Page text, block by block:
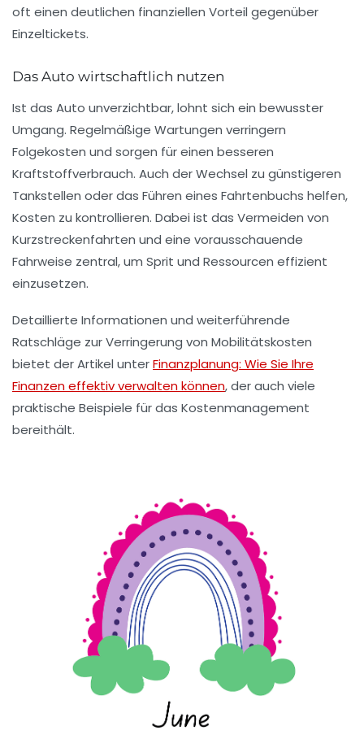
oft einen deutlichen finanziellen Vorteil gegenüber
Einzeltickets.
Das Auto wirtschaftlich nutzen
Ist das Auto unverzichtbar, lohnt sich ein bewusster
Umgang. Regelmäßige Wartungen verringern
Folgekosten und sorgen für einen besseren
Kraftstoffverbrauch. Auch der Wechsel zu günstigeren
Tankstellen oder das Führen eines Fahrtenbuchs helfen,
Kosten zu kontrollieren. Dabei ist das Vermeiden von
Kurzstreckenfahrten und eine vorausschauende
Fahrweise zentral, um Sprit und Ressourcen effizient
einzusetzen.
Detaillierte Informationen und weiterführende
Ratschläge zur Verringerung von Mobilitätskosten
bietet der Artikel unterFinanzplanung: Wie Sie Ihre
Finanzen effektiv verwalten können, der auch viele
praktische Beispiele für das Kostenmanagement
bereithält.